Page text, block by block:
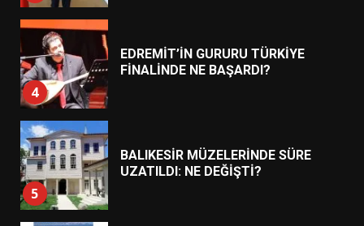
4
EDREMİT’İN GURURU TÜRKİYE
FİNALİNDE NE BAŞARDI?
5
BALIKESİR MÜZELERİNDE SÜRE
UZATILDI: NE DEĞİŞTİ?